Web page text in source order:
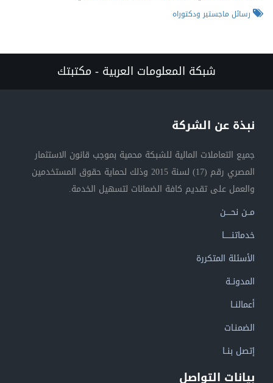
رسائل ماجستير ودكتوراه
شبكة المعلومات العربية - مكتبتك
نبذة عن الشركة
جميع التعاملات المالية للشبكة محمية بموجب قانون الاستثمار
المصري رقم (17) لسنة 2015 وذلك لحماية حقوق المستخدمين
والعمل على تقديم كافة الضمانات لتسهيل الخدمة.
مــن نحــــن
خدماتنــــــا
الأسئلة المتكررة
المدونــة
أعمالنــا
الضمنـات
إتصل بنــا
بيانات التواصل